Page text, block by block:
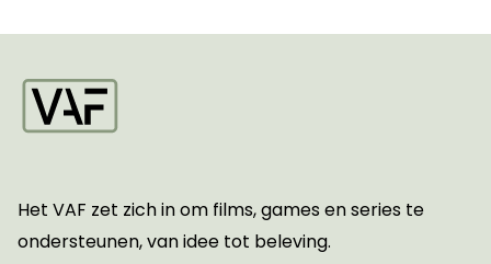
Het VAF zet zich in om films, games en series te
ondersteunen, van idee tot beleving.